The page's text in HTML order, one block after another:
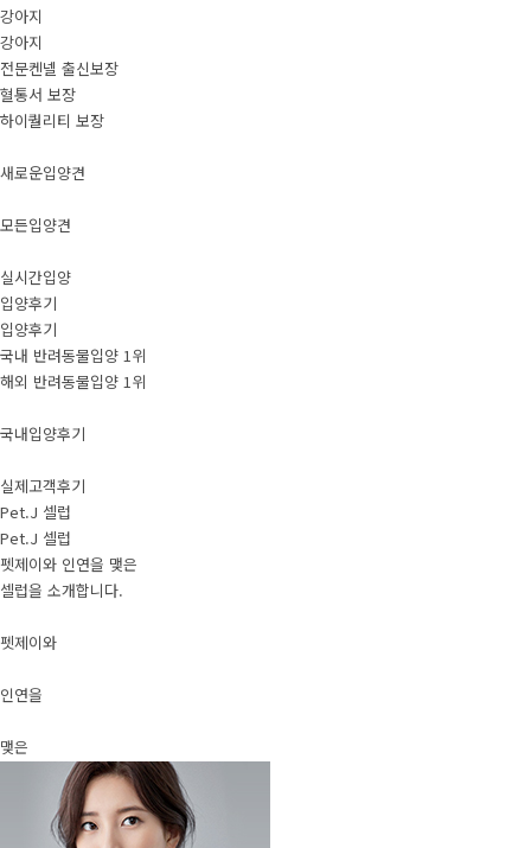
강아지
강아지
전문켄넬 출신보장
혈통서 보장
하이퀄리티 보장
새로운입양견
모든입양견
실시간입양
입양후기
입양후기
국내 반려동물입양 1위
해외 반려동물입양 1위
국내입양후기
실제고객후기
Pet.J 셀럽
Pet.J 셀럽
펫제이와 인연을 맺은
셀럽을 소개합니다.
펫제이와
인연을
맺은